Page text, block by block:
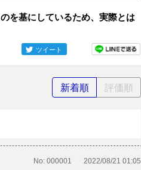
を基にしているため、実際とは
ツイート
新着順 評価順
No: 000001 2022/08/21 01:05